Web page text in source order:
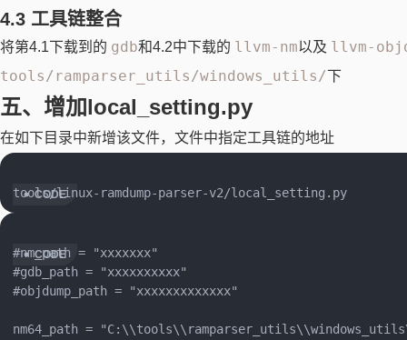
4.3 工具链整合
将第4.1下载到的 gdb和4.2中下载的 llvm-nm以及 llvm-
tools/ramparser_utils/windows_utils/下
五、增加local_setting.py
在如下目录中新增该文件，文件中指定工具链的地址
#nm_path = "xxxxxxx"
#gdb_path = "xxxxxxxxxx"
#objdump_path = "xxxxxxxxxxxxx"
nm64_path =